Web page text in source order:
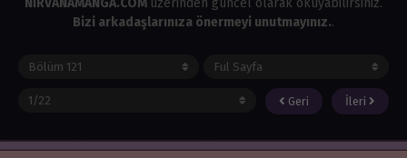
NİRVANAMANGA.COM üzerinden güncel olarak okuyabilirsiniz.
Bizi arkadaşlarınıza önermeyi unutmayınız..
Geri İleri